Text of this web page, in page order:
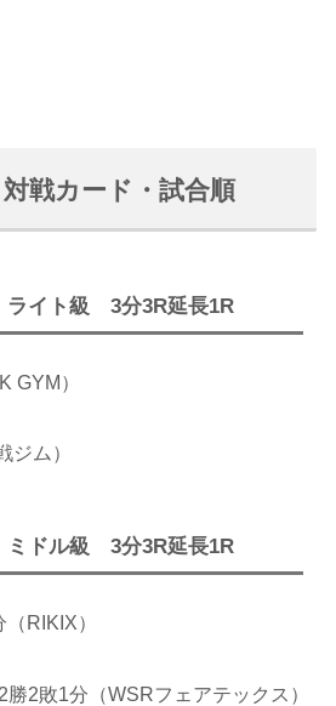
対戦カード・試合順
イト級 3分3R延長1R
GYM）
ム）
ドル級 3分3R延長1R
RIKIX）
2敗1分（WSRフェアテックス）